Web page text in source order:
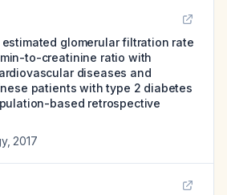
glomerular filtration rate
to-creatinine ratio with
diseases and
patients with type 2 diabetes
based retrospective
, 2017